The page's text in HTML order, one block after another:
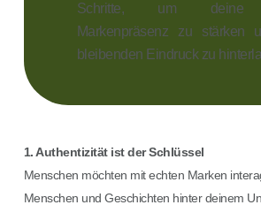
Schritte, um deine
Markenpräsenz zu stärken
bleibenden Eindruck zu
1. Authentizität ist der Schlüssel
Menschen möchten mit echten Marken
Menschen und Geschichten hinter deinem